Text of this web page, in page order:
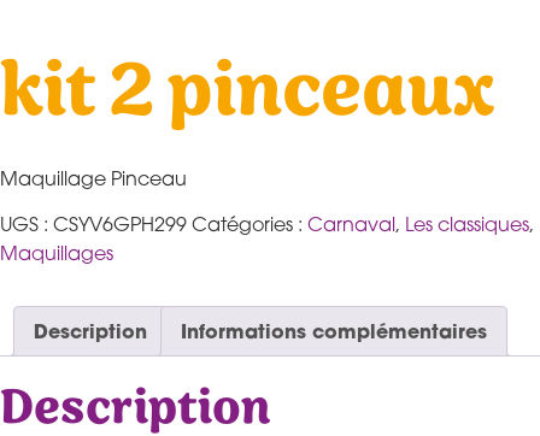
kit 2 pinceaux
Maquillage Pinceau
UGS : CSYV6GPH299 Catégories : Carnaval, Les classiques,
Maquillages
Description Informations complémentaires
Description